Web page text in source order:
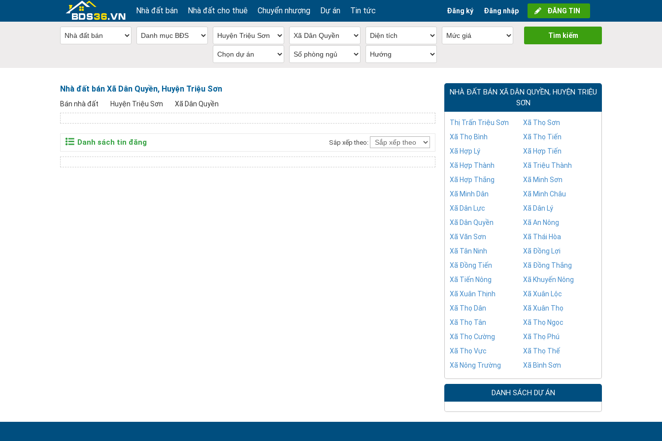
Nhà đất bán Nhà đất cho thuê Chuyển nhượng Dự án Tin tức ĐĂNG TIN
Đăng nhập
Đăng ký
Tìm kiếm
Nhà đất bán Xã Dân Quyền, Huyện Triệu Sơn
Bán nhà đất Huyện Triệu Sơn Xã Dân Quyền
Danh sách tin đăng Sắp xếp theo:
NHÀ ĐẤT BÁN XÃ DÂN QUYỀN, HUYỆN TRIỆU
SƠN
Thị Trấn Triệu Sơn
Xã Thọ Sơn
Xã Thọ Bình
Xã Thọ Tiến
Xã Hợp Lý
Xã Hợp Tiến
Xã Hợp Thành
Xã Triệu Thành
Xã Hợp Thắng
Xã Minh Sơn
Xã Minh Dân
Xã Minh Châu
Xã Dân Lực
Xã Dân Lý
Xã Dân Quyền
Xã An Nông
Xã Văn Sơn
Xã Thái Hòa
Xã Tân Ninh
Xã Đồng Lợi
Xã Đồng Tiến
Xã Đồng Thắng
Xã Tiến Nông
Xã Khuyến Nông
Xã Xuân Thịnh
Xã Xuân Lộc
Xã Thọ Dân
Xã Xuân Thọ
Xã Thọ Tân
Xã Thọ Ngọc
Xã Thọ Cường
Xã Thọ Phú
Xã Thọ Vực
Xã Thọ Thế
Xã Nông Trường
Xã Bình Sơn
DANH SÁCH DỰ ÁN